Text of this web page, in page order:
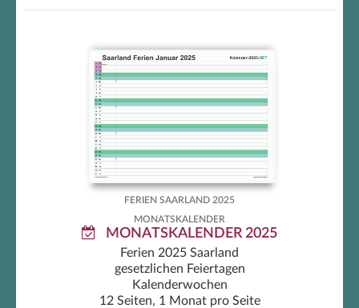
Monatskalender mit Ferien
Saarland
FERIEN SAARLAND 2025
MONATSKALENDER
MONATSKALENDER 2025
Ferien 2025 Saarland
gesetzlichen Feiertagen
Kalenderwochen
12 Seiten, 1 Monat pro Seite